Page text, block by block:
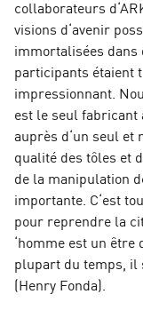
collaborateurs
visions d‘avenir
immortalisées dans
participants étaient
impressionnant.
est le seul fabricant
auprès d‘un seul et
qualité des tôles et
de la manipulation
importante. C‘est
pour reprendre la
‘homme est un être
plupart du temps, il
(Henry Fonda).